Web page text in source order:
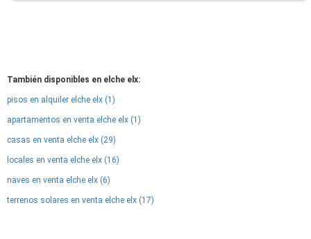
También disponibles en elche elx:
pisos en alquiler elche elx (1)
apartamentos en venta elche elx (1)
casas en venta elche elx (29)
locales en venta elche elx (16)
naves en venta elche elx (6)
terrenos solares en venta elche elx (17)